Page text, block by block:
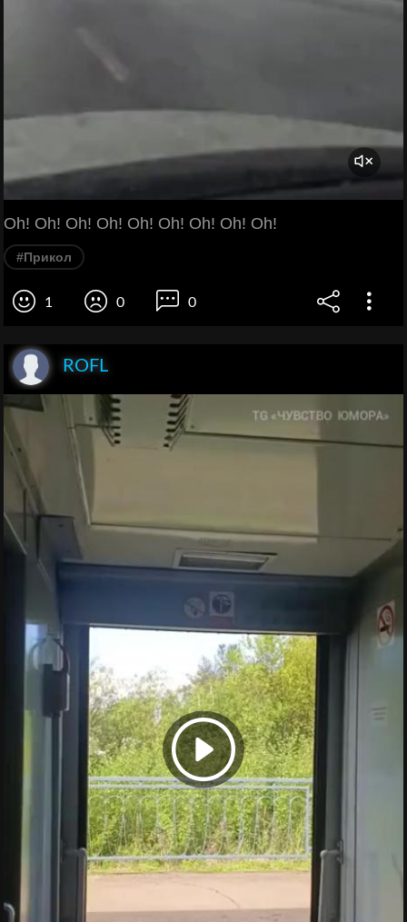
Oh! Oh! Oh! Oh! Oh! Oh! Oh! Oh! Oh!
#Прикол
1 0 0
ROFL